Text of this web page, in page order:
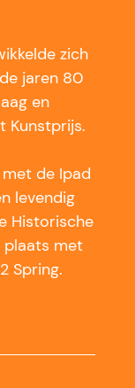
zich
jaren 80
en
Kunstprijs.
de Ipad
levendig
Historische
plaats met
Spring.